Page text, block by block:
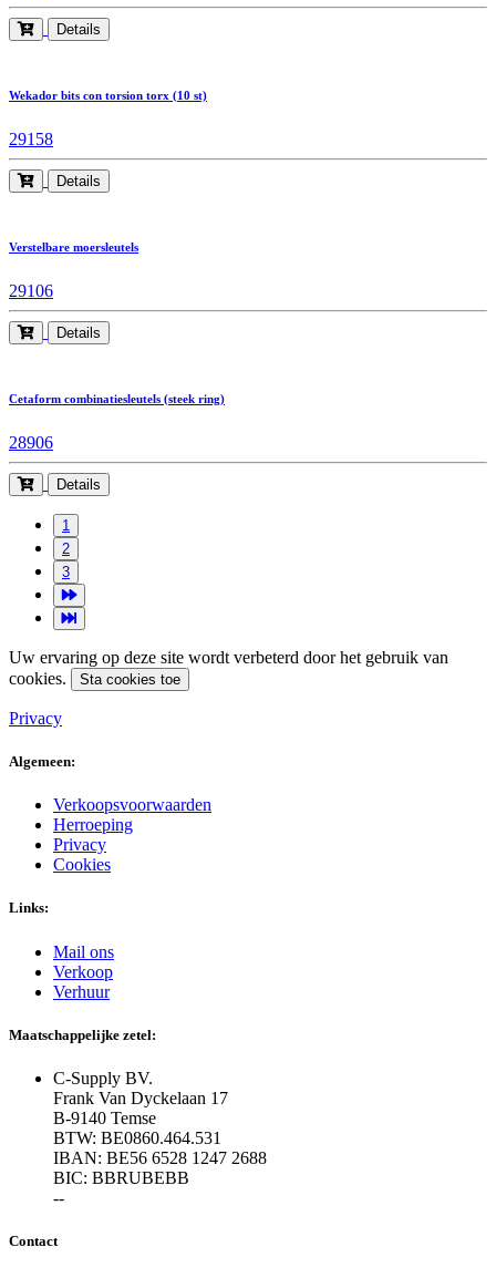
Details
Wekador bits con torsion torx (10 st)
29158
Details
Verstelbare moersleutels
29106
Details
Cetaform combinatiesleutels (steek ring)
28906
Details
1
2
3
Uw ervaring op deze site wordt verbeterd door het gebruik van
cookies.
Sta cookies toe
Privacy
Algemeen:
Verkoopsvoorwaarden
Herroeping
Privacy
Cookies
Links:
Mail ons
Verkoop
Verhuur
Maatschappelijke zetel:
C-Supply BV.
Frank Van Dyckelaan 17
B-9140 Temse
BTW: BE0860.464.531
IBAN: BE56 6528 1247 2688
BIC: BBRUBEBB
--
Contact